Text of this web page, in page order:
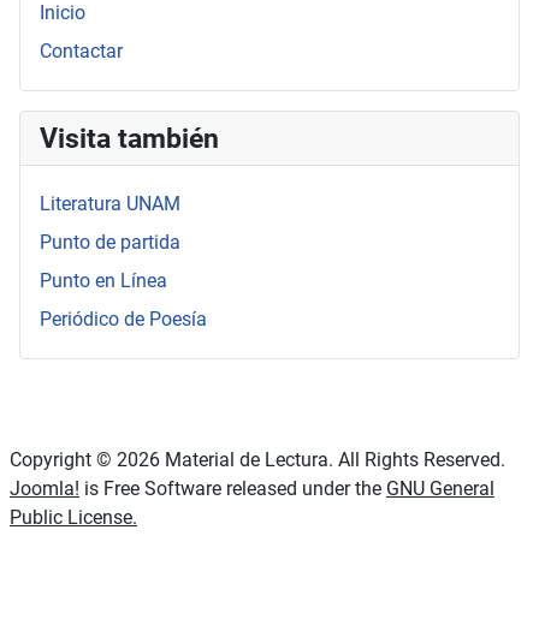
Inicio
Contactar
Visita también
Literatura UNAM
Punto de partida
Punto en Línea
Periódico de Poesía
Copyright © 2026 Material de Lectura. All Rights Reserved.
Joomla! is Free Software released under the GNU General
Public License.